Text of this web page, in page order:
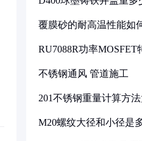
覆膜砂的耐高温性能如
RU7088R功率MOSFET
不锈钢通风 管道施工
201不锈钢重量计算方
M20螺纹大径和小径是